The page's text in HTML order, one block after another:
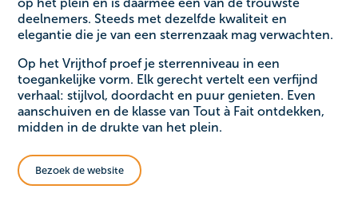
deelnemers. Steeds met dezelfde kwaliteit en
elegantie die je van een sterrenzaak mag verwachten.
Op het Vrijthof proef je sterrenniveau in een
toegankelijke vorm. Elk gerecht vertelt een verfijnd
verhaal: stijlvol, doordacht en puur genieten. Even
aanschuiven en de klasse van Tout à Fait ontdekken,
midden in de drukte van het plein.
Bezoek de website